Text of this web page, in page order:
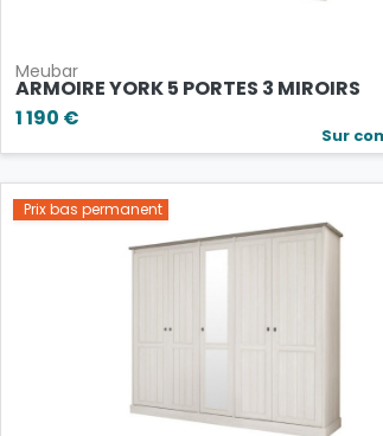
Meubar
ARMOIRE YORK 5 PORTES 3 MIROIRS
1 190 €
Sur
Prix bas permanent